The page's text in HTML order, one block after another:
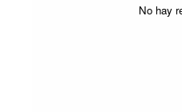
No hay